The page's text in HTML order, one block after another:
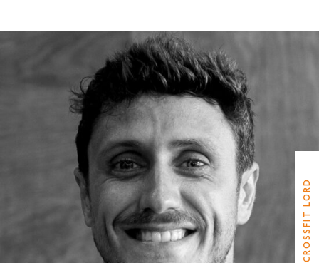
CROSSFIT LORD
JAN GONZALEZ
CROSSFIT LORD